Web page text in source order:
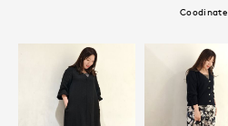
Coodinate